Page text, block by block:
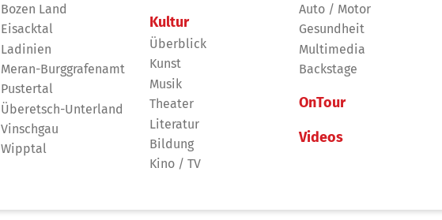
Bozen Land
Eisacktal
Ladinien
Meran-Burggrafenamt
Pustertal
Überetsch-Unterland
Vinschgau
Wipptal
Kultur
Überblick
Kunst
Musik
Theater
Literatur
Bildung
Kino / TV
Auto / Motor
Gesundheit
Multimedia
Backstage
OnTour
Videos